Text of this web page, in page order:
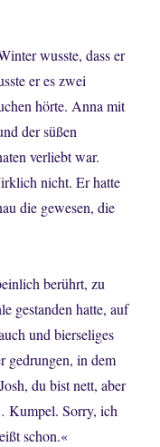
wusste, dass er
er es zwei
hörte. Anna mit
der süßen
verliebt war.
nicht. Er hatte
die gewesen, die
berührt, zu
gestanden hatte, auf
und bierseliges
gedrungen, in dem
du bist nett, aber
Kumpel. Sorry, ich
schon.«